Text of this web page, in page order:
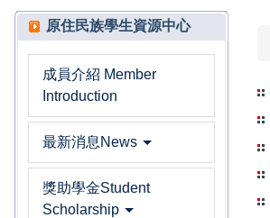
原住民族學生資源中心
成員介紹 Member
Introduction
最新消息News
獎助學金Student
Scholarship